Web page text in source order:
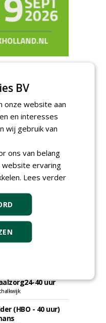
specialist bij
40 uur
40 uur
(HBO - 40 uur)
BV
onze website aan
en interesses
wij gebruik van
ons van belang
ervaring
Lees verder